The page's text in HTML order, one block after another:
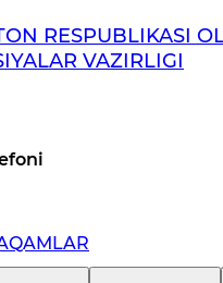
RESPUBLIKASI
VAZIRLIGI